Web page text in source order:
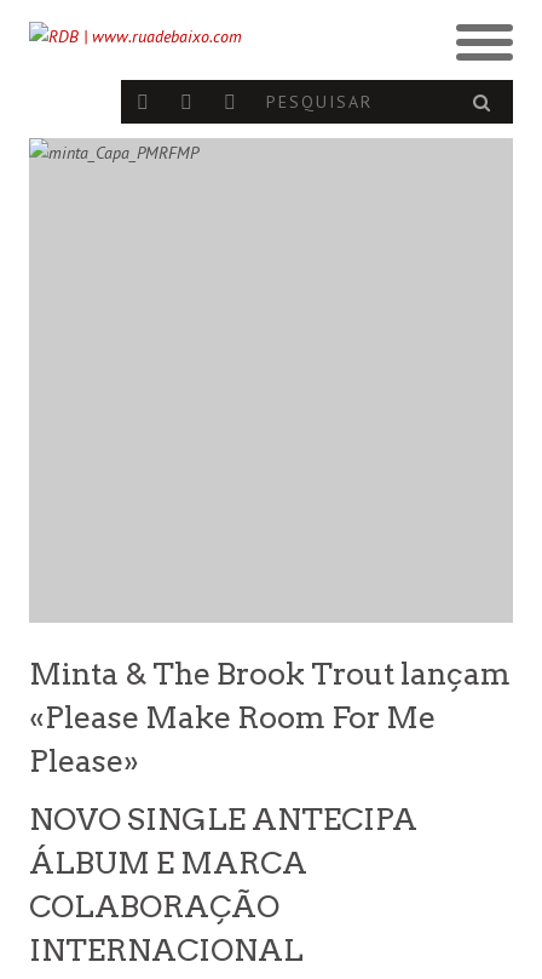
Minta & The Brook Trout lançam
«Please Make Room For Me
Please»
NOVO SINGLE ANTECIPA
ÁLBUM E MARCA
COLABORAÇÃO
INTERNACIONAL